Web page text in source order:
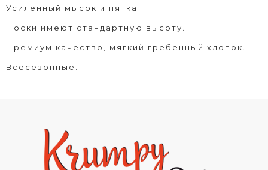
Усиленный мысок и пятка
Носки имеют стандартную высоту.
Премиум качество, мягкий гребенный хлопок.
Всесезонные.